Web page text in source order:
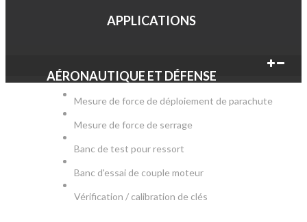
APPLICATIONS
AÉRONAUTIQUE ET DÉFENSE
Mesure de force de déploiement de parachute
Mesure de force de serrage
Banc de test pour ressort
Banc d'essai de couple moteur
Vérification / calibration de clés